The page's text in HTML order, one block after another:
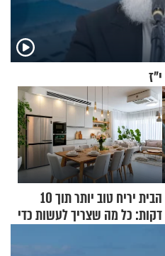
הבית יריח טוב יותר תוך 10
דקות: כל מה שצריך לעשות כדי